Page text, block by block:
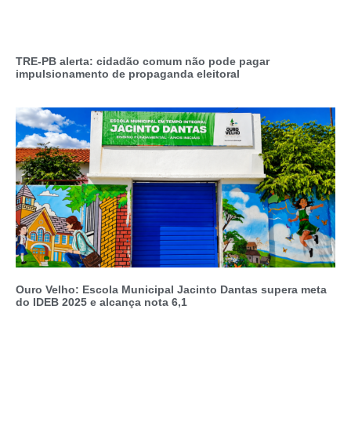
TRE-PB alerta: cidadão comum não pode pagar
impulsionamento de propaganda eleitoral
Ouro Velho: Escola Municipal Jacinto Dantas supera meta
do IDEB 2025 e alcança nota 6,1